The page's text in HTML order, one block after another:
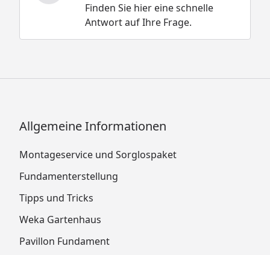
Finden Sie hier eine schnelle
Antwort auf Ihre Frage.
Allgemeine Informationen
Montageservice und Sorglospaket
Fundamenterstellung
Tipps und Tricks
Weka Gartenhaus
Pavillon Fundament